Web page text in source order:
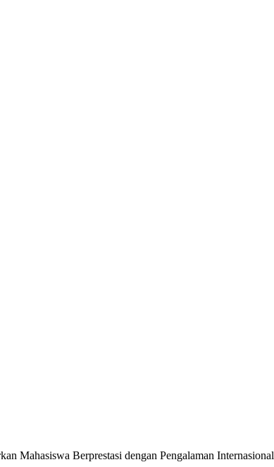
Mahasiswa Berprestasi dengan Pengalaman Internasional